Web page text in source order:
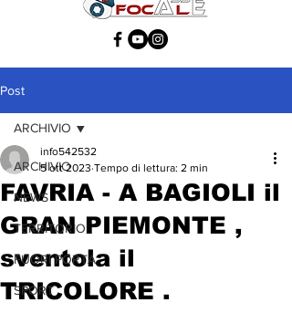
Post
ARCHIVIO
NEWS
TERRITORIO
FUORI PORTA
SPORT
ARCHIVIO
FAVRIA - A BAGIOLI il
GRAN PIEMONTE ,
sventola il
TRICOLORE .
info542532
5 ott 2023 Tempo di lettura: 2 min